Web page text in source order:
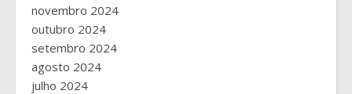
novembro 2024
outubro 2024
setembro 2024
agosto 2024
julho 2024